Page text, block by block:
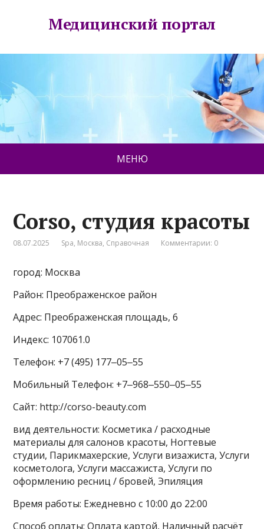
Медицинский портал
МЕНЮ
Corso, студия красоты
08.07.2025 Spa, Москва, Справочная Комментарии: 0
город: Москва
Район: Преображенское район
Адрес: Преображенская площадь, 6
Индекс: 107061.0
Телефон: +7 (495) 177‒05‒55
Мобильный Телефон: +7‒968‒550‒05‒55
Сайт: http://corso-beauty.com
вид деятельности: Косметика / расходные
материалы для салонов красоты, Ногтевые
студии, Парикмахерские, Услуги визажиста, Услуги
косметолога, Услуги массажиста, Услуги по
оформлению ресниц / бровей, Эпиляция
Время работы: Ежедневно с 10:00 до 22:00
Способ оплаты: Оплата картой, Наличный расчёт